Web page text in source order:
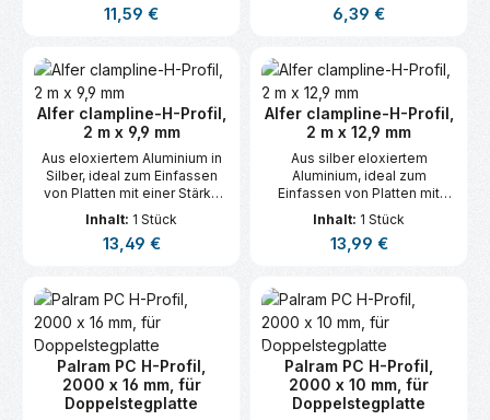
Regulärer Preis:
11,59 €
Regulärer Preis:
6,39 €
Alfer clampline-H-Profil,
2 m x 9,9 mm
Aus eloxiertem Aluminium in
Silber, ideal zum Einfassen
von Platten mit einer Stärke
von 10 mm.
Inhalt: 1 Stück
Regulärer Preis:
13,49 €
Alfer clampline-H-Profil,
2 m x 12,9 mm
Aus silber eloxiertem
Aluminium, ideal zum
Einfassen von Platten mit
einer Stärke von 13 mm.
Inhalt: 1 Stück
Regulärer Preis:
13,99 €
Palram PC H-Profil,
2000 x 16 mm, für
Doppelstegplatte
Palram PC H-Profil,
2000 x 10 mm, für
Doppelstegplatte